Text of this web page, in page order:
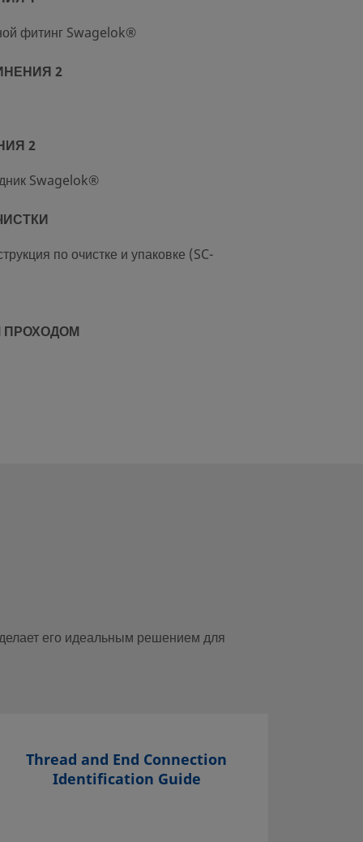
фитинг Swagelok®
2
Swagelok®
2
по очистке и упаковке (SC-
его идеальным решением для
Thread and End Connection
Identification Guide